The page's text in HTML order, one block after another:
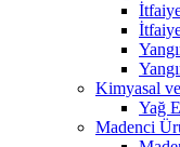
Kimyasal
Yağ
Madenci